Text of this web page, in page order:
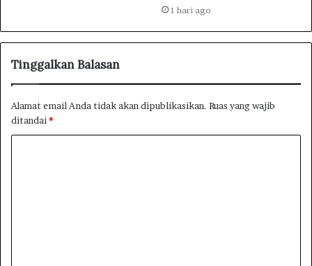
1 hari ago
Tinggalkan Balasan
Alamat email Anda tidak akan dipublikasikan. Ruas yang wajib
ditandai *